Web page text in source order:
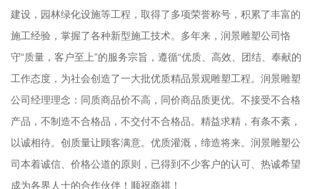
建设，园林绿化设施等工程，取得了多项荣誉称号，积累了丰富的
施工经验，掌握了各种新型施工技术。多年来，润景雕塑公司恪
守“质量，客户至上”的服务宗旨，遵循“优质、高效、团结、奉献的
工作态度，为社会创造了一大批优质精品景观雕塑工程。润景雕塑
公司经理理念：同质商品价不高，同价商品质更优。不接受不合格
产品，不制造不合格品，不交付不合格品。精益求精，有条不紊，
以诚相待。创质量让顾客满意。优质灌溉，缔造将来。润景雕塑公
司本着诚信、价格公道的原则，已得到不少客户的认可、热诚希望
成为各界人士的合作伙伴！顺祝商祺！